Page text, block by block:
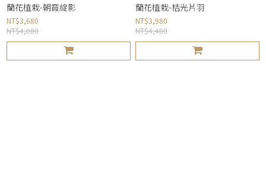
蘭花植栽-朝霞綻影
NT$3,680
NT$4,080
蘭花植栽-桔光片羽
NT$3,980
NT$4,480